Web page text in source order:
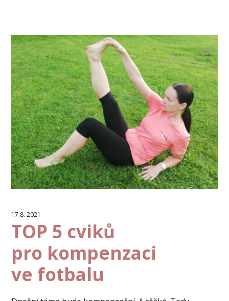
17.8. 2021
TOP 5 cviků
pro kompenzaci
ve fotbalu